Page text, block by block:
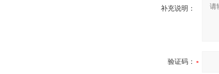
补充说明：
验证码：